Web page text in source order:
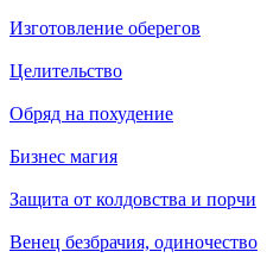
Изготовление оберегов
Целительство
Обряд на похудение
Бизнес магия
Защита от колдовства и порчи
Венец безбрачия, одиночество